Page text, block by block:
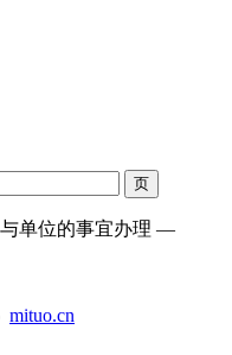
单位的事宜办理 —
mituo.cn